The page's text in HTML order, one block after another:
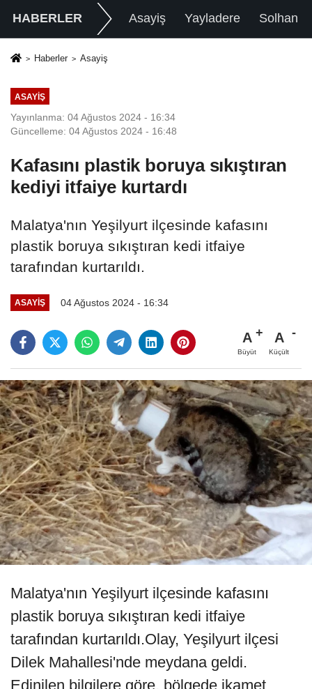
HABERLER Asayiş Yayladere Solhan
Haberler Asayiş
ASAYIŞ
Yayınlanma: 04 Ağustos 2024 - 16:34
Güncelleme: 04 Ağustos 2024 - 16:48
Kafasını plastik boruya sıkıştıran
kediyi itfaiye kurtardı
Malatya'nın Yeşilyurt ilçesinde kafasını
plastik boruya sıkıştıran kedi itfaiye
tarafından kurtarıldı.
ASAYIŞ 04 Ağustos 2024 - 16:34
A
Büyüt
A
Küçült
Malatya'nın Yeşilyurt ilçesinde kafasını
plastik boruya sıkıştıran kedi itfaiye
tarafından kurtarıldı.Olay, Yeşilyurt ilçesi
Dilek Mahallesi'nde meydana geldi.
Edinilen bilgilere göre, bölgede ikamet